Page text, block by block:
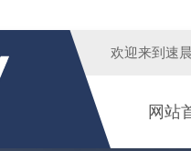
欢迎来到 速
网站